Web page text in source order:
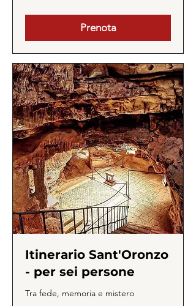
Prenota
Itinerario Sant'Oronzo
- per sei persone
Tra fede, memoria e mistero